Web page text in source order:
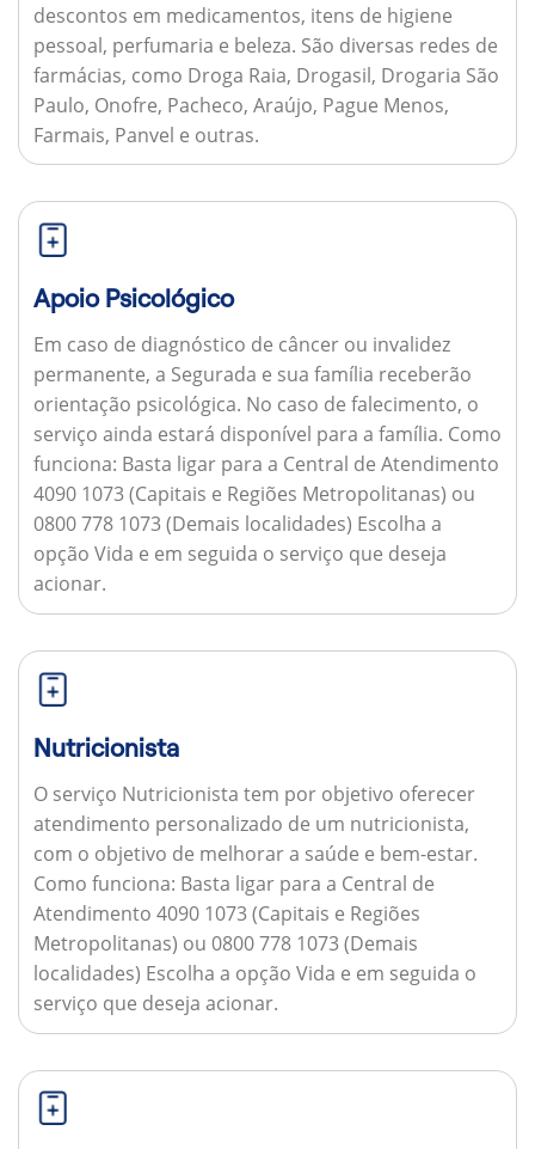
descontos em medicamentos, itens de higiene
pessoal, perfumaria e beleza. São diversas redes de
farmácias, como Droga Raia, Drogasil, Drogaria São
Paulo, Onofre, Pacheco, Araújo, Pague Menos,
Farmais, Panvel e outras.
Apoio Psicológico
Em caso de diagnóstico de câncer ou invalidez
permanente, a Segurada e sua família receberão
orientação psicológica. No caso de falecimento, o
serviço ainda estará disponível para a família. Como
funciona: Basta ligar para a Central de Atendimento
4090 1073 (Capitais e Regiões Metropolitanas) ou
0800 778 1073 (Demais localidades) Escolha a
opção Vida e em seguida o serviço que deseja
acionar.
Nutricionista
O serviço Nutricionista tem por objetivo oferecer
atendimento personalizado de um nutricionista,
com o objetivo de melhorar a saúde e bem-estar.
Como funciona: Basta ligar para a Central de
Atendimento 4090 1073 (Capitais e Regiões
Metropolitanas) ou 0800 778 1073 (Demais
localidades) Escolha a opção Vida e em seguida o
serviço que deseja acionar.